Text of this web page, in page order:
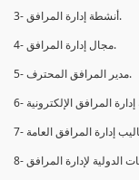
3- أنشطة إدارة المرافق.
4- مجال إدارة المرافق.
5- مدير المرافق المحترف.